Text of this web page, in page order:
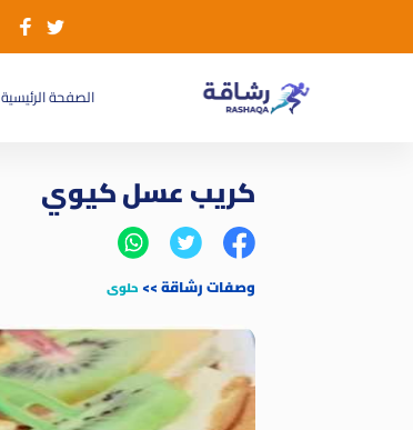
الصفحة الرئيسية
(current)
كريب عسل كيوي
وصفات رشاقة>>حلوى